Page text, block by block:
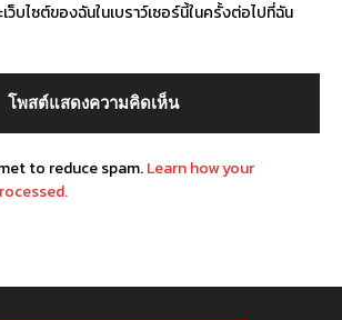
ว็บไซต์ของฉันในเบราว์เซอร์นี้ในครั้งต่อไปที่ฉัน
to reduce spam.Learn how your